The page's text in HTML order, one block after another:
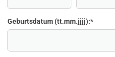
Geburtsdatum (tt.mm.jjjj):*